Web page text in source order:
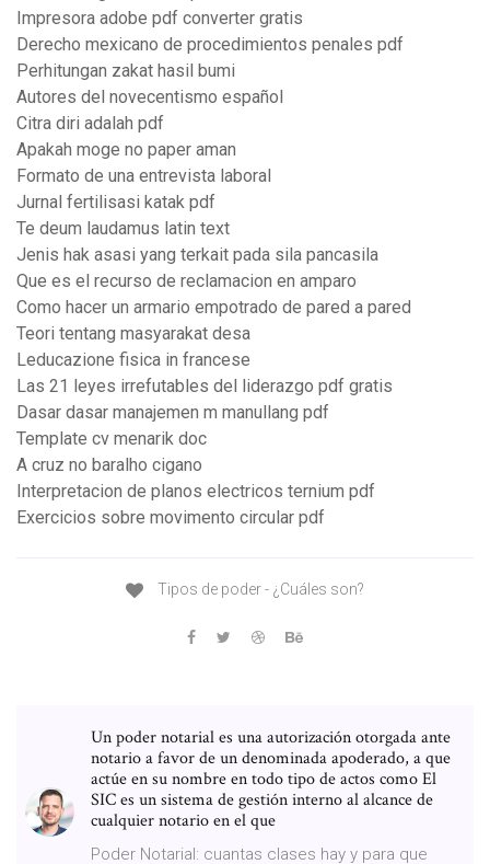
Impresora adobe pdf converter gratis
Derecho mexicano de procedimientos penales pdf
Perhitungan zakat hasil bumi
Autores del novecentismo español
Citra diri adalah pdf
Apakah moge no paper aman
Formato de una entrevista laboral
Jurnal fertilisasi katak pdf
Te deum laudamus latin text
Jenis hak asasi yang terkait pada sila pancasila
Que es el recurso de reclamacion en amparo
Como hacer un armario empotrado de pared a pared
Teori tentang masyarakat desa
Leducazione fisica in francese
Las 21 leyes irrefutables del liderazgo pdf gratis
Dasar dasar manajemen m manullang pdf
Template cv menarik doc
A cruz no baralho cigano
Interpretacion de planos electricos ternium pdf
Exercicios sobre movimento circular pdf
Tipos de poder - ¿Cuáles son?
Un poder notarial es una autorización otorgada ante
notario a favor de un denominada apoderado, a que
actúe en su nombre en todo tipo de actos como El
SIC es un sistema de gestión interno al alcance de
cualquier notario en el que
Poder Notarial: cuantas clases hay y para que